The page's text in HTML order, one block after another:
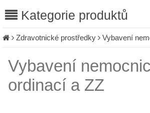
Kategorie produktů
Zdravotnické prostředky Vybavení
Vybavení
ordinací a ZZ